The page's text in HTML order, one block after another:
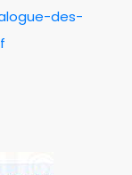
des-